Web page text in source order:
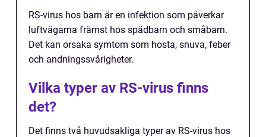
RS-virus hos barn är en infektion som påverkar
luftvägarna främst hos spädbarn och småbarn.
Det kan orsaka symtom som hosta, snuva, feber
och andningssvårigheter.
Vilka typer av RS-virus finns
det?
Det finns två huvudsakliga typer av RS-virus hos